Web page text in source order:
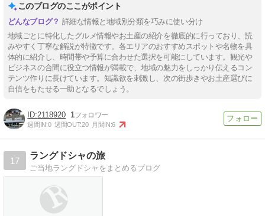
このブログのここがポイント
詳細な情報と地域別分類を巧みに使い分け
地域ごとに特化したグルメ情報やお土産の紹介を徹底的に行っており、読
みやすく丁寧な解説が特徴です。各エリアのおすすめスポットや名物を具
体的に紹介し、時間帯や予算に合わせた選択を可能にしています。観光や
ビジネスの合間に役立つ情報が満載で、地域の魅力をしっかり伝えるコン
テンツ作りに長けています。知識欲を刺激し、次の街歩きやお土産選びに
自信をもたせる一助となるでしょう。
2118920 1
週間IN:0 週間OUT:20 月間IN:6
17
ラングドシャの旅
ご当地ラングドシャをまとめるブログ